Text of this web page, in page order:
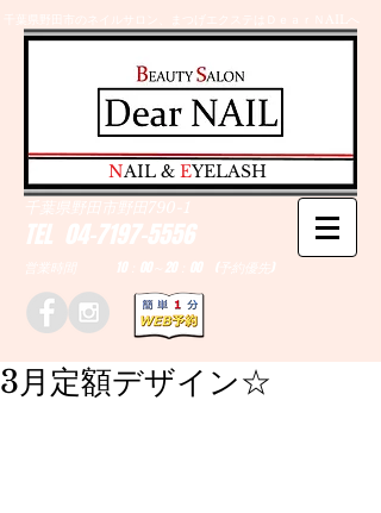
千葉県野田市のネイルサロン、まつげエクステはＤｅａｒＮAILへ
TEL 04-7197-5556
営業時間 10：00～20：00 (予約優先)
千葉県野田市野田790-1
​NAIL & EYELASH
3月定額デザイン☆